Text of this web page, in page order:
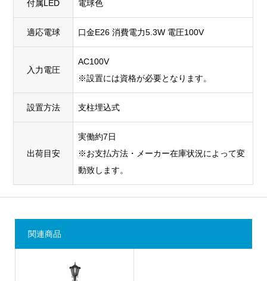
付属LED 電球色
適応電球 口金E26 消費電力5.3W 電圧100V
入力電圧
AC100V
※設置には資格が必要となります。
設置方法 支柱埋込式
出荷目安
実働約7日
※お支払方法・メーカー在庫状況によって変
動致します。
関連商品